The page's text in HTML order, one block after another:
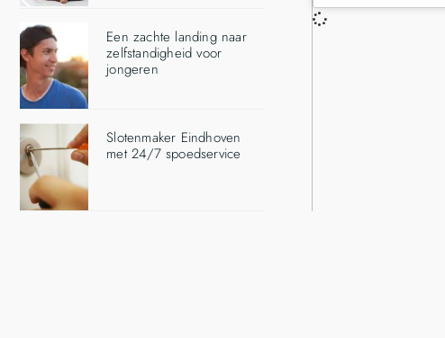
Een zachte landing naar
zelfstandigheid voor
jongeren
Slotenmaker Eindhoven
met 24/7 spoedservice